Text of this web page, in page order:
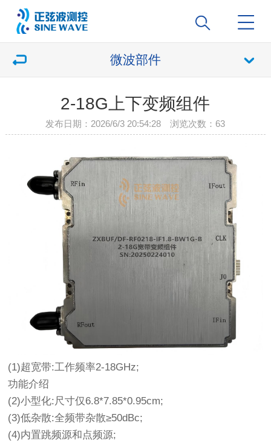
微波部件
2-18G上下变频组件
发布日期：2026/6/3 20:54:28 浏览次数： 63
(1)超宽带:工作频率2-18GHz;
功能介绍
(2)小型化:尺寸仅6.8*7.85*0.95cm;
(3)低杂散:全频带杂散≥50dBc;
(4)内置跳频源和点频源;